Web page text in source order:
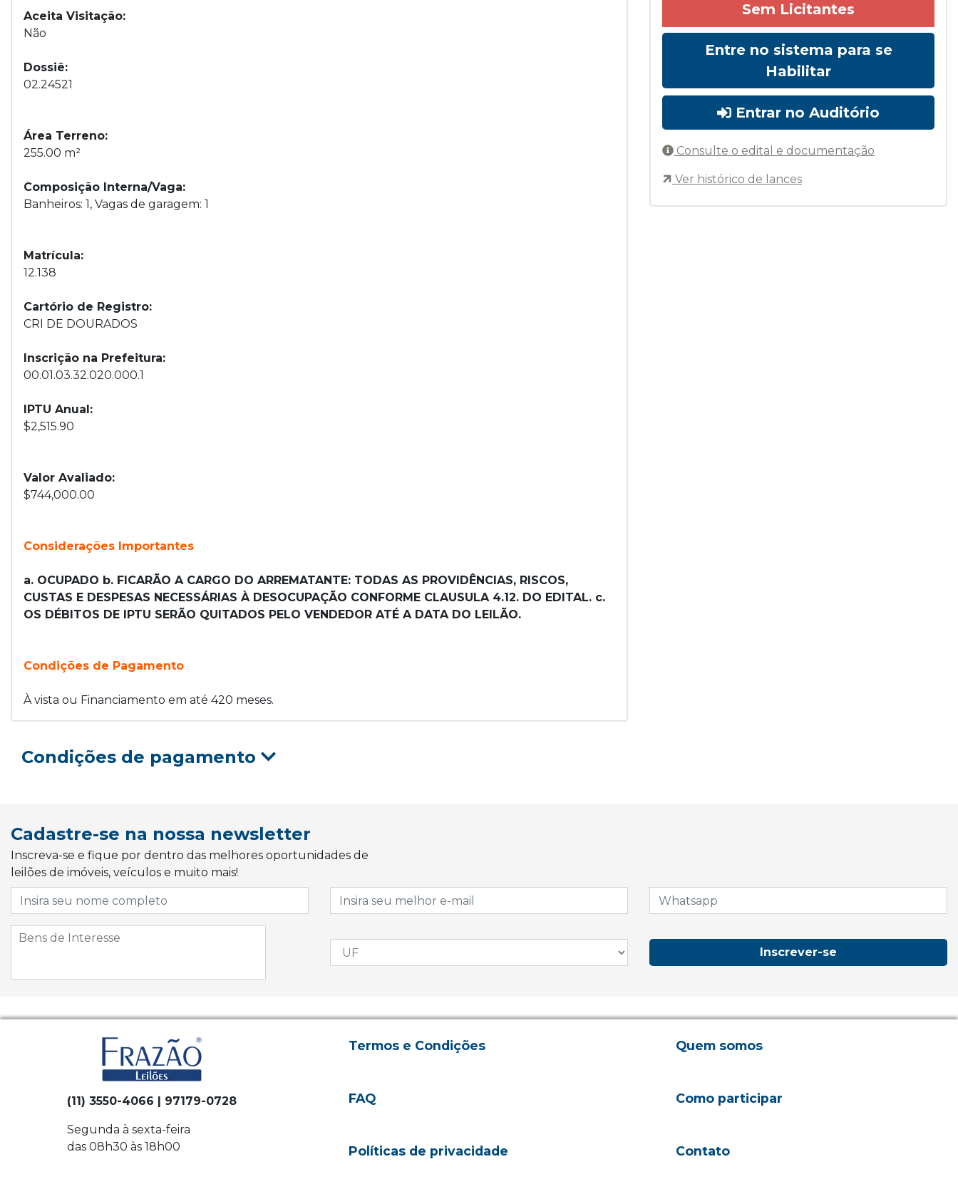
Aceita Visitação:
Não
Dossiê:
02.24521
Área Terreno:
255.00 m²
Composição Interna/Vaga:
Banheiros: 1, Vagas de garagem: 1
Matrícula:
12.138
Cartório de Registro:
CRI DE DOURADOS
Inscrição na Prefeitura:
00.01.03.32.020.000.1
IPTU Anual:
$2,515.90
Valor Avaliado:
$744,000.00
Considerações Importantes
a. OCUPADO b. FICARÃO A CARGO DO ARREMATANTE: TODAS AS PROVIDÊNCIAS, RISCOS,
CUSTAS E DESPESAS NECESSÁRIAS À DESOCUPAÇÃO CONFORME CLAUSULA 4.12. DO EDITAL. c.
OS DÉBITOS DE IPTU SERÃO QUITADOS PELO VENDEDOR ATÉ A DATA DO LEILÃO.
Condições de Pagamento
À vista ou Financiamento em até 420 meses.
Sem Licitantes
Entre no sistema para se
Habilitar
Entrar no Auditório
Consulte o edital e documentação
Ver histórico de lances
Condições de pagamento
Cadastre-se na nossa newsletter
Inscreva-se e fique por dentro das melhores oportunidades de
leilões de imóveis, veículos e muito mais!
Inscrever-se
(11) 3550-4066 | 97179-0728
Segunda à sexta-feira
das 08h30 às 18h00
Termos e Condições
FAQ
Políticas de privacidade
Quem somos
Como participar
Contato